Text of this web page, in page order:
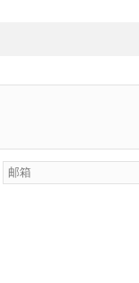
之卦气生合为
生气）、巨门